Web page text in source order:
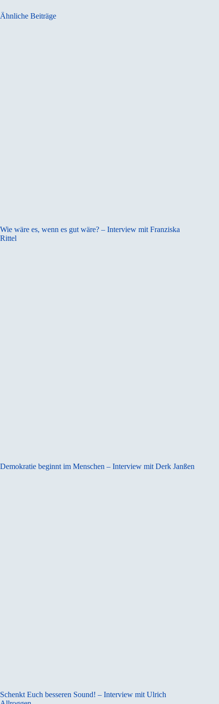
Ähnliche Beiträge
Wie wäre es, wenn es gut wäre? – Interview mit Franziska
Rittel
Demokratie beginnt im Menschen – Interview mit Derk Janßen
Schenkt Euch besseren Sound! – Interview mit Ulrich